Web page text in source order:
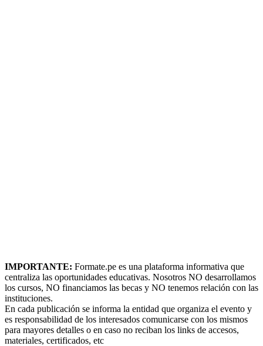
IMPORTANTE: Formate.pe es una plataforma informativa que
centraliza las oportunidades educativas. Nosotros NO desarrollamos
los cursos, NO financiamos las becas y NO tenemos relación con las
instituciones.
En cada publicación se informa la entidad que organiza el evento y
es responsabilidad de los interesados comunicarse con los mismos
para mayores detalles o en caso no reciban los links de accesos,
materiales, certificados, etc